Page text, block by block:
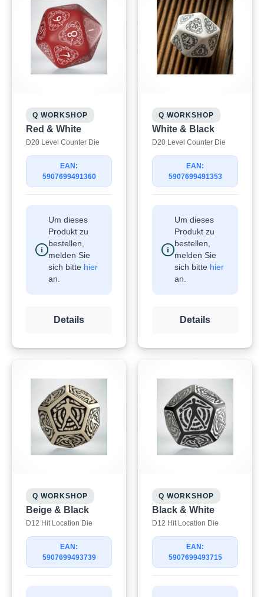
Q WORKSHOP
Red & White
D20 Level Counter Die
EAN:
5907699491360
Um dieses
Produkt zu
bestellen,
melden Sie
sich bitte hier
an.
Details
Q WORKSHOP
White & Black
D20 Level Counter Die
EAN:
5907699491353
Um dieses
Produkt zu
bestellen,
melden Sie
sich bitte hier
an.
Details
Q WORKSHOP
Beige & Black
D12 Hit Location Die
EAN:
5907699493739
Q WORKSHOP
Black & White
D12 Hit Location Die
EAN:
5907699493715